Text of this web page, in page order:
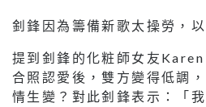
釗鋒因為籌備新歌太操勞，
提到釗鋒的化粧師女友
合照認愛後，雙方變得低調
情生變？對此釗鋒表示：「